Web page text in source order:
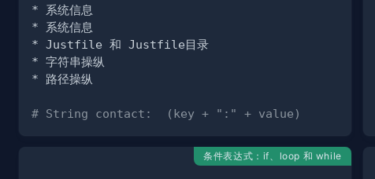
# String contact:  (key + ":" + value)
条件表达式：if、loop 和 while